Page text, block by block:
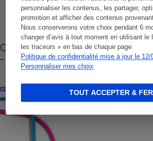
personnaliser les contenus, les partager,
promotion et afficher des contenus
Nous conserverons votre choix pendant 6
changer d’avis à tout moment en utilisant le
les traceurs » en bas de chaque page.
Politique de confidentialité mise à jour le 12/
Personnaliser mes choix
TOUT ACCEPTER &
Cafetière à capsules zéro déchet
- Premières impressions
CONSEILS